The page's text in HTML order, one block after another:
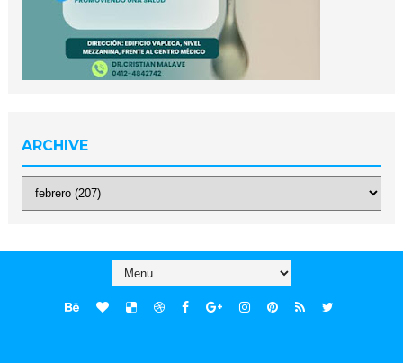
ARCHIVE